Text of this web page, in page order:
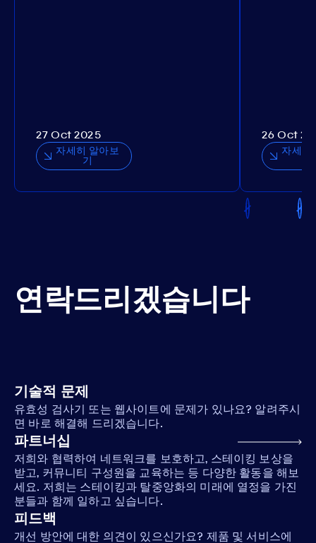
27 Oct 2025
자세히 알아보
기
26 Oct
자세히
연락드리겠습니다
기술적 문제
유효성 검사기 또는 웹사이트에 문제가 있나요? 알려주시
면 바로 해결해 드리겠습니다.
파트너십
저희와 협력하여 네트워크를 보호하고, 스테이킹 보상을
받고, 커뮤니티 구성원을 교육하는 등 다양한 활동을 해보
세요. 저희는 스테이킹과 탈중앙화의 미래에 열정을 가진
분들과 함께 일하고 싶습니다.
피드백
개선 방안에 대한 의견이 있으신가요? 제품 및 서비스에